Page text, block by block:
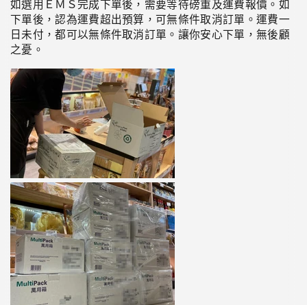
如選用ＥＭＳ完成下單後，需要等待磅重及運費報價。如
下單後，認為運費超出預算，可無條件取消訂單。運費一
日未付，都可以無條件取消訂單。讓你安心下單 ， 無後顧
之憂 。